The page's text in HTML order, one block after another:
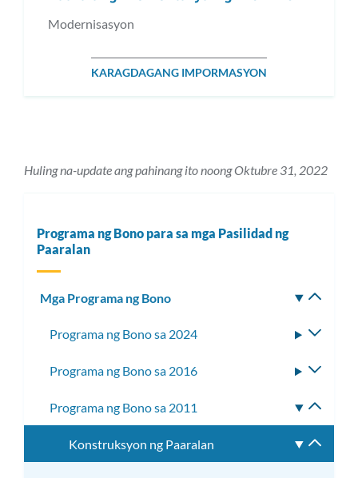
Modernisasyon
KARAGDAGANG IMPORMASYON
Huling na-update ang pahinang ito noong Oktubre 31, 2022
Programa ng Bono para sa mga Pasilidad ng
Paaralan
Mga Programa ng Bono
Programa ng Bono sa 2024
Programa ng Bono sa 2016
Programa ng Bono sa 2011
toggle
Konstruksyon ng Paaralan
toggle